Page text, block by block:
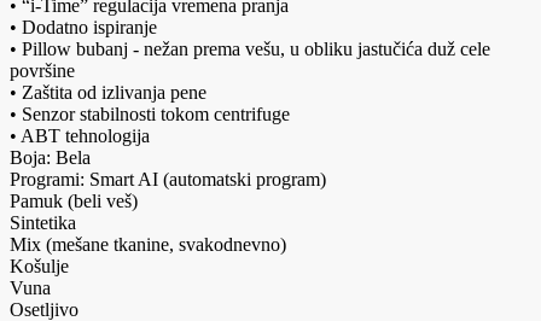
• “i-Time” regulacija vremena pranja
• Dodatno ispiranje
• Pillow bubanj - nežan prema vešu, u obliku jastučića duž cele
površine
• Zaštita od izlivanja pene
• Senzor stabilnosti tokom centrifuge
• ABT tehnologija
Boja: Bela
Programi: Smart AI (automatski program)
Pamuk (beli veš)
Sintetika
Mix (mešane tkanine, svakodnevno)
Košulje
Vuna
Osetljivo